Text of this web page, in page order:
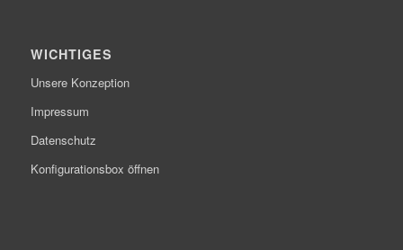
WICHTIGES
Unsere Konzeption
Impressum
Datenschutz
Konfigurationsbox öffnen